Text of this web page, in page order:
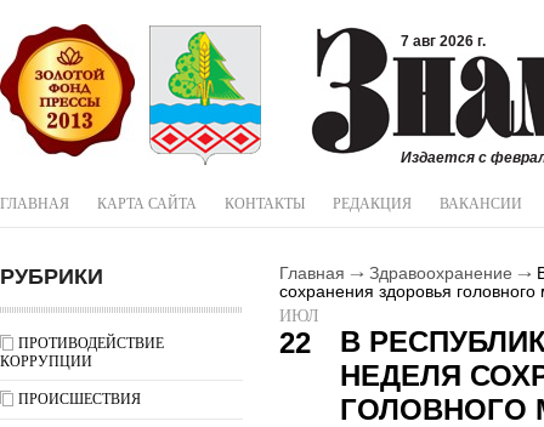
7 авг 2026 г.
Издается с
ГЛАВНАЯ КАРТА САЙТА КОНТАКТЫ РЕДАКЦИЯ ВАКАНСИИ
РУБРИКИ
ПРОТИВОДЕЙСТВИЕ
КОРРУПЦИИ
ПРОИСШЕСТВИЯ
Главная Здравоохранение
сохранения здоровья головного
ИЮЛ
22
В
НЕДЕЛЯ
ГОЛОВНОГО